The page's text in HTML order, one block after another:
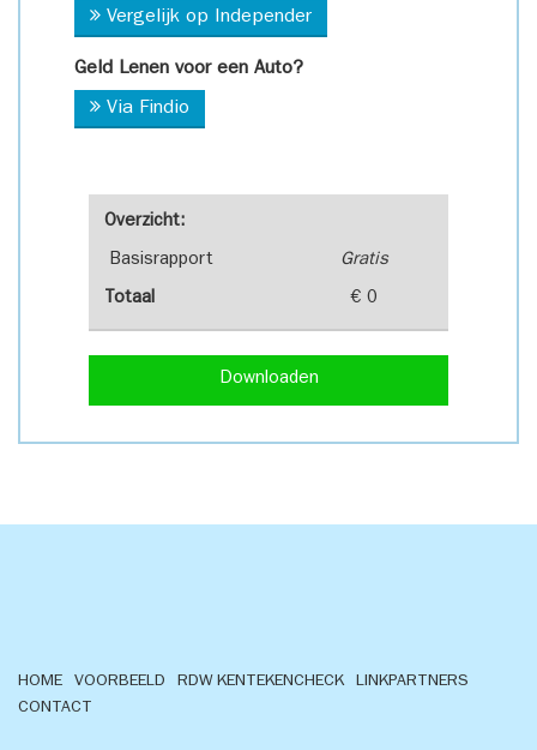
Overzicht:
Basisrapport Gratis
Totaal € 0
Downloaden
Vergelijk op Independer
Geld Lenen voor een Auto?
Via Findio
HOME VOORBEELD RDW KENTEKENCHECK
LINKPARTNERS
CONTACT